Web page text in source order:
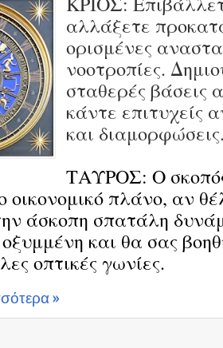
αλλάξετε
ορισμένες
νοοτροπίες.
σταθερές βάσεις
κάντε επιτυχείς
και
ΤΑΥΡΟΣ: Ο
οικονομικό πλάνο, αν
άσκοπη σπατάλη
και θα σας
οπτικές γωνίες.
»